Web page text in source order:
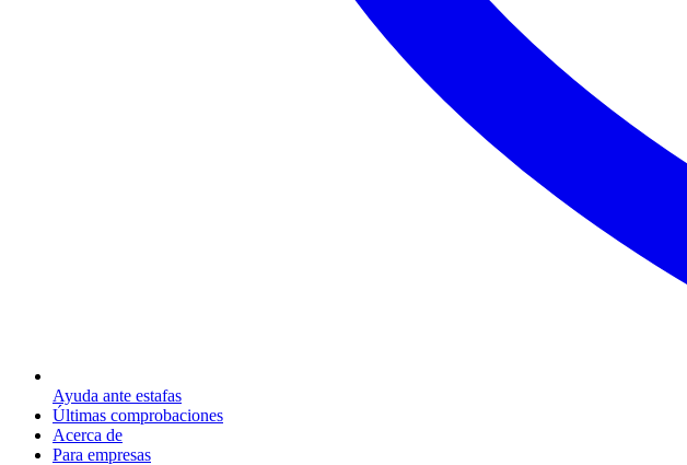
Ayuda ante estafas
Últimas comprobaciones
Acerca de
Para empresas